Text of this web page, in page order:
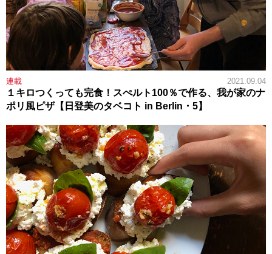
連載 2021.09.04
１キロつくっても完食！スぺルト100％で作る、我が家のナ
ポリ風ピザ【日登美のタベコト in Berlin・5】